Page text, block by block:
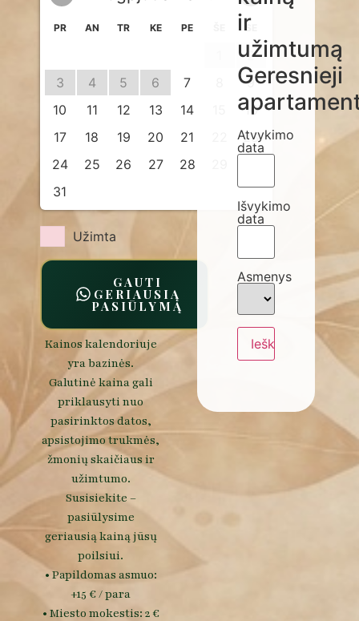
PR AN TR KE PE SE
2
3
4 5 6 7
9
10
11 12 13 14
16
17
18 19 20 21
23
24
25 26 27 28
31
Užimta
GAUTI
GERIAUSIĄ
PASIŪLYMĄ
Kainos kalendoriuje
yra bazinės.
Galutinė kaina gali
priklausyti nuo
pasirinktos datos,
apsistojimo trukmės,
žmonių skaičiaus ir
užimtumo.
Susisiekite –
pasiūlysime
geriausią kainą jūsų
poilsiui.
• Papildomas asmuo:
+15 € / para
• Miesto mokestis: 2 €
ir
užimtumą
Geresnieji
Atvykimo
data
Išvykimo
data
Asmenys